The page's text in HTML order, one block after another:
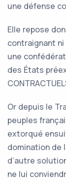
une défense
Elle repose
contraignant
une
des États
Or depuis le
peuples
extorqué
domination de
d’autre
ne lui